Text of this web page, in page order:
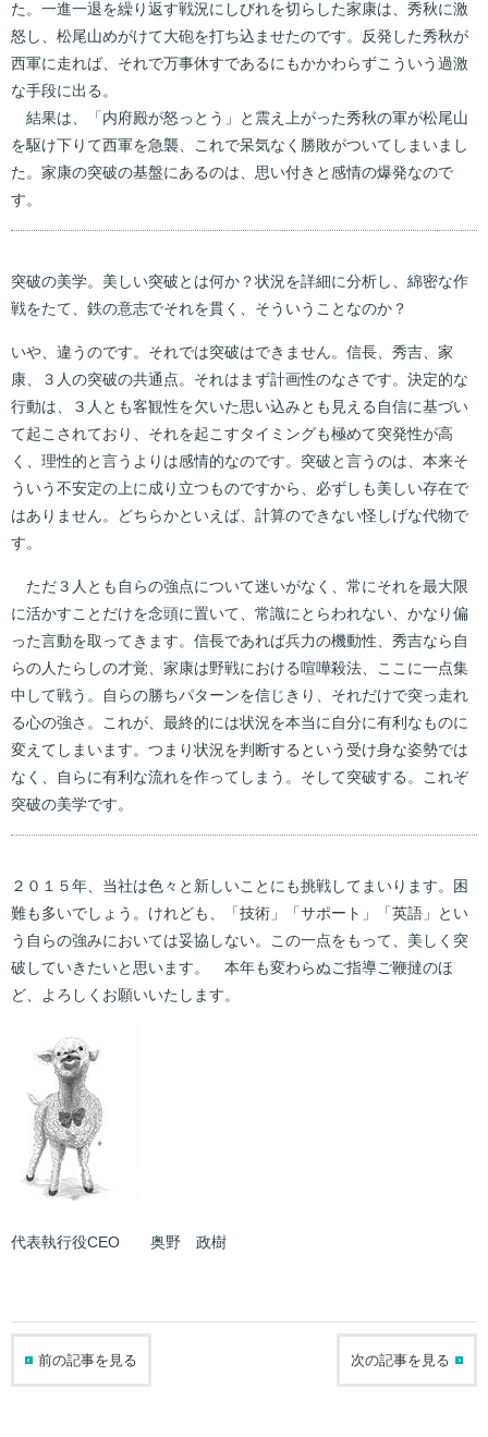
た。一進一退を繰り返す戦況にしびれを切らした家康は、秀秋に激
怒し、松尾山めがけて大砲を打ち込ませたのです。反発した秀秋が
西軍に走れば、それで万事休すであるにもかかわらずこういう過激
な手段に出る。
結果は、「内府殿が怒っとう」と震え上がった秀秋の軍が松尾山
を駆け下りて西軍を急襲、これで呆気なく勝敗がついてしまいまし
た。家康の突破の基盤にあるのは、思い付きと感情の爆発なので
す。
突破の美学。美しい突破とは何か？状況を詳細に分析し、綿密な作
戦をたて、鉄の意志でそれを貫く、そういうことなのか？
いや、違うのです。それでは突破はできません。信長、秀吉、家
康、３人の突破の共通点。それはまず計画性のなさです。決定的な
行動は、３人とも客観性を欠いた思い込みとも見える自信に基づい
て起こされており、それを起こすタイミングも極めて突発性が高
く、理性的と言うよりは感情的なのです。突破と言うのは、本来そ
ういう不安定の上に成り立つものですから、必ずしも美しい存在で
はありません。どちらかといえば、計算のできない怪しげな代物で
す。
ただ３人とも自らの強点について迷いがなく、常にそれを最大限
に活かすことだけを念頭に置いて、常識にとらわれない、かなり偏
った言動を取ってきます。信長であれば兵力の機動性、秀吉なら自
らの人たらしの才覚、家康は野戦における喧嘩殺法、ここに一点集
中して戦う。自らの勝ちパターンを信じきり、それだけで突っ走れ
る心の強さ。これが、最終的には状況を本当に自分に有利なものに
変えてしまいます。つまり状況を判断するという受け身な姿勢では
なく、自らに有利な流れを作ってしまう。そして突破する。これぞ
突破の美学です。
２０１５年、当社は色々と新しいことにも挑戦してまいります。困
難も多いでしょう。けれども、「技術」「サポート」「英語」とい
う自らの強みにおいては妥協しない。この一点をもって、美しく突
破していきたいと思います。 本年も変わらぬご指導ご鞭撻のほ
ど、よろしくお願いいたします。
代表執行役CEO 奥野 政樹
前の記事を見る 次の記事を見る